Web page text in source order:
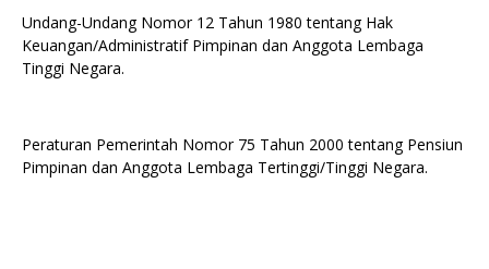
Undang-Undang Nomor 12 Tahun 1980 tentang Hak
Keuangan/Administratif Pimpinan dan Anggota Lembaga
Tinggi Negara.
Peraturan Pemerintah Nomor 75 Tahun 2000 tentang Pensiun
Pimpinan dan Anggota Lembaga Tertinggi/Tinggi Negara.